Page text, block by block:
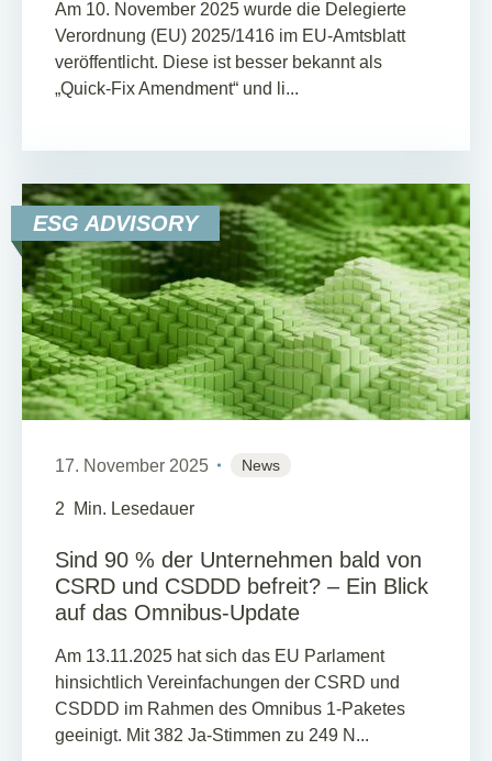
Am 10. November 2025 wurde die Delegierte
Verordnung (EU) 2025/1416 im EU-Amtsblatt
veröffentlicht. Diese ist besser bekannt als
„Quick-Fix Amendment“ und li...
ESG ADVISORY
17. November 2025 News
2 Min. Lesedauer
Sind 90 % der Unternehmen bald von
CSRD und CSDDD befreit? – Ein Blick
auf das Omnibus-Update
Am 13.11.2025 hat sich das EU Parlament
hinsichtlich Vereinfachungen der CSRD und
CSDDD im Rahmen des Omnibus 1-Paketes
geeinigt. Mit 382 Ja-Stimmen zu 249 N...